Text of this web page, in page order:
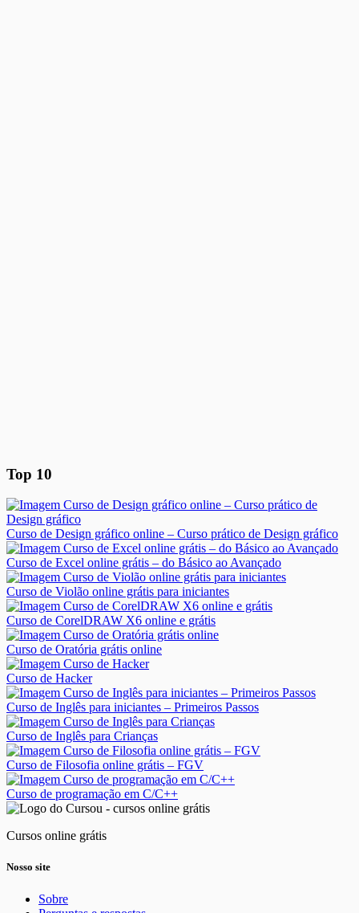
Top 10
Curso de Design gráfico online – Curso prático de Design gráfico
Curso de Excel online grátis – do Básico ao Avançado
Curso de Violão online grátis para iniciantes
Curso de CorelDRAW X6 online e grátis
Curso de Oratória grátis online
Curso de Hacker
Curso de Inglês para iniciantes – Primeiros Passos
Curso de Inglês para Crianças
Curso de Filosofia online grátis – FGV
Curso de programação em C/C++
Cursos online grátis
Nosso site
Sobre